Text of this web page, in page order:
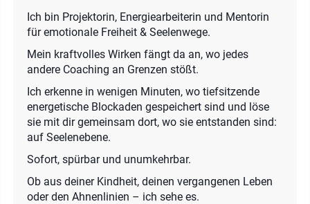
Ich bin Projektorin, Energiearbeiterin und Mentorin
für emotionale Freiheit & Seelenwege.
Mein kraftvolles Wirken fängt da an, wo jedes
andere Coaching an Grenzen stößt.
Ich erkenne in wenigen Minuten, wo tiefsitzende
energetische Blockaden gespeichert sind und löse
sie mit dir gemeinsam dort, wo sie entstanden sind:
auf Seelenebene.
Sofort, spürbar und unumkehrbar.
Ob aus deiner Kindheit, deinen vergangenen Leben
oder den Ahnenlinien – ich sehe es.